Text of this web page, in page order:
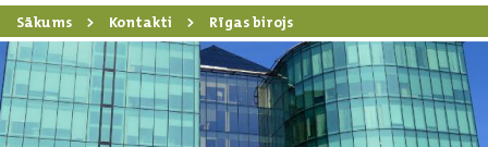
Sākums Kontakti Rīgas birojs